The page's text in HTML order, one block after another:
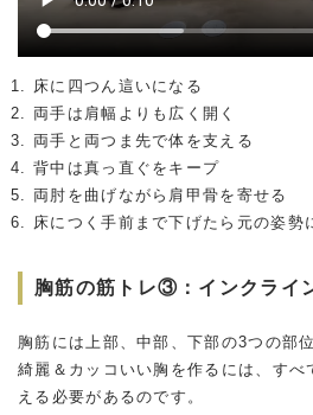
床に四つん這いになる
両手は肩幅よりも広く開く
両手と両つま先で体を支える
背中は真っ直ぐをキープ
両肘を曲げながら肩甲骨を寄せる
床につく手前まで下げたら元の姿勢
胸筋の筋トレ③：インクライ
胸筋には上部、中部、下部の3つの部
綺麗＆カッコいい胸を作るには、すべ
える必要があるのです。